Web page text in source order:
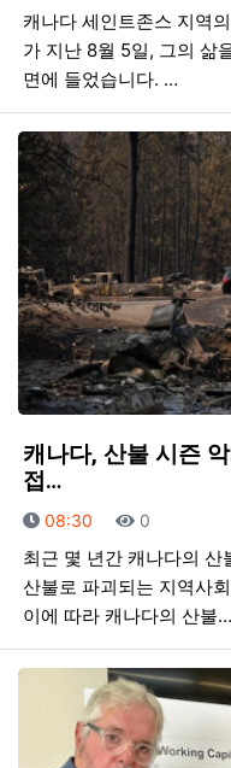
캐나다 세인트존스 지역
가 지난 8월 5일, 그의 삶
면에 들었습니다. …
캐나다, 산불 시즌
접…
등록일
08:30 조회
0
최근 몇 년간 캐나다의
산불로 파괴되는 지역사
이에 따라 캐나다의 산불…